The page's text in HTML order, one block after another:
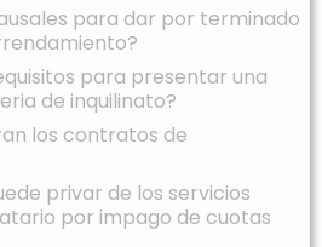
para dar por terminado
para presentar una
de inquilinato?
los contratos de
privar de los servicios
por impago de cuotas